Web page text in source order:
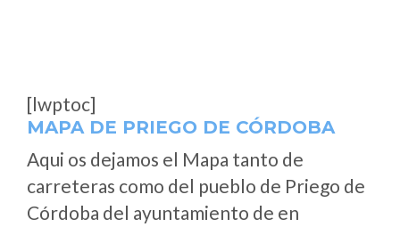
[lwptoc]
MAPA DE PRIEGO DE CÓRDOBA
Aqui os dejamos el Mapa tanto de
carreteras como del pueblo de Priego de
Córdoba del ayuntamiento de en